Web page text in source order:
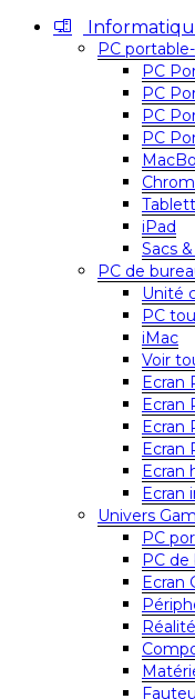
PC
PC
PC
PC
PC
iPad
Sacs
PC de
Unité
PC
iMac
Voir
Ecran
Ecran
Ecran
Ecran
Ecran
Ecran
Univers
PC
PC de
Ecran